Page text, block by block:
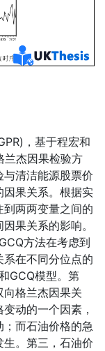
，基于程宏和
兰杰因果检验方
清洁能源股票价
果关系。根据实
两两变量之间的
果关系的影响。
方法在考虑到
在不同分位点的
GCQ模型。第
格兰杰因果关
动的一个因素，
而石油价格的急
。第三，石油价